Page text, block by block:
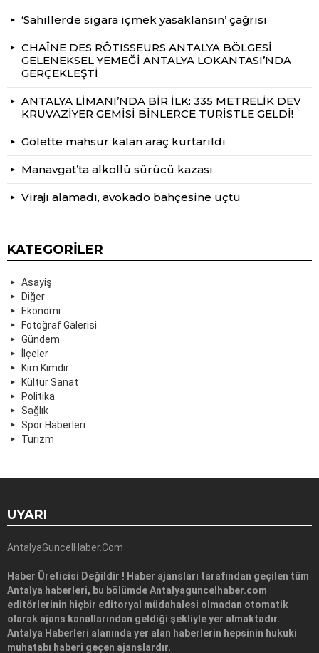
‘Sahillerde sigara içmek yasaklansın’ çağrısı
CHAÎNE DES RÔTISSEURS ANTALYA BÖLGESİ
GELENEKSEL YEMEĞİ ANTALYA LOKANTASI’NDA
GERÇEKLEŞTİ
ANTALYA LİMANI’NDA BİR İLK: 335 METRELİK DEV
KRUVAZİYER GEMİSİ BİNLERCE TURİSTLE GELDİ!
Gölette mahsur kalan araç kurtarıldı
Manavgat’ta alkollü sürücü kazası
Virajı alamadı, avokado bahçesine uçtu
KATEGORILER
Asayiş
Diğer
Ekonomi
Fotoğraf Galerisi
Gündem
İlçeler
Kim Kimdir
Kültür Sanat
Politika
Sağlık
Spor Haberleri
Turizm
UYARI
AntalyaGuncelHaber.Com
Haber Üreticisi Değildir ! Haber ajansları tarafından geçilen tüm
Antalya haberleri, bu bölümde Antalyaguncelhaber.com
editörlerinin hiçbir editoryal müdahalesi olmadan otomatik
olarak ajans kanallarından geldiği şekliyle yer almaktadır.
Antalya Haberleri alanında yer alan haberlerin hepsinin hukuki
muhatabı haberi geçen ajanslardır.